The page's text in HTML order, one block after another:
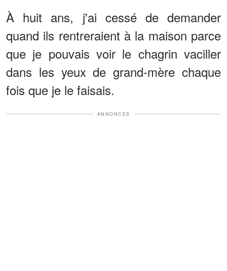
À huit ans, j'ai cessé de demander
quand ils rentreraient à la maison parce
que je pouvais voir le chagrin vaciller
dans les yeux de grand-mère chaque
fois que je le faisais.
ANNONCES